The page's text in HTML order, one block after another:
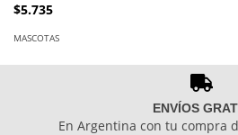
$5.735
MASCOTAS
ENVÍOS
En Argentina con tu compra